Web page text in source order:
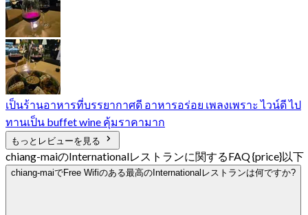
เป็นร้านอาหารที่บรรยากาศดี อาหารอร่อย เพลงเพราะ ไวน์ดี ไป
ทานเป็น buffet wine คุ้มราคามาก
もっとレビューを見る
chiang-maiのInternationalレストランに関するFAQ {price}以下
chiang-maiでFree Wifiのある最高のInternationalレストランは何ですか?